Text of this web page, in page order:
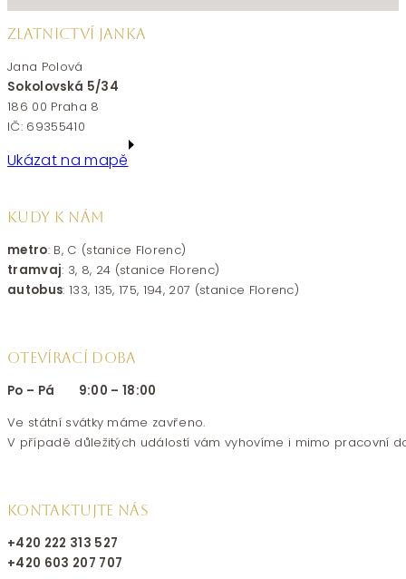
ZLATNICTVÍ JANKA
Jana Polová
Sokolovská 5/34
186 00 Praha 8
IČ: 69355410
Ukázat na mapě
KUDY K NÁM
metro: B, C (stanice Florenc)
tramvaj: 3, 8, 24 (stanice Florenc)
autobus: 133, 135, 175, 194, 207 (stanice Florenc)
OTEVÍRACÍ DOBA
Po – Pá 9:00 – 18:00
Ve státní svátky máme zavřeno.
V případě důležitých událostí vám vyhovíme i mimo pracovní
KONTAKTUJTE NÁS
+420 222 313 527
+420 603 207 707